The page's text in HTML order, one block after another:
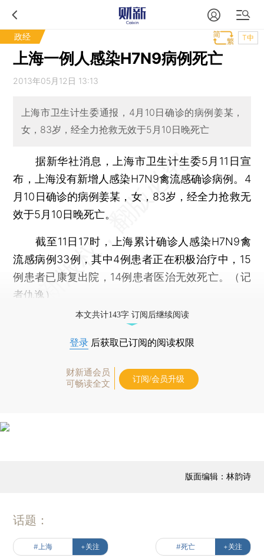
政经 T中
上海一例人感染H7N9病例死亡
2013年05月12日 13:13
上海市卫生计生委通报，4月10日确诊的病例姜某，
女，83岁，经全力抢救无效于5月10日晚死亡
据新华社消息，上海市卫生计生委5月11日宣
布，上海没有新增人感染H7N9禽流感确诊病例。4
月10日确诊的病例姜某，女，83岁，经全力抢救无
效于5月10日晚死亡。
截至11日17时，上海累计确诊人感染H7N9禽
流感病例33例，其中4例患者正在积极治疗中，15
例患者已康复出院，14例患者医治无效死亡。（记
者仇逸）
本文共计143字 订阅后继续阅读
登录 后获取已订阅的阅读权限
财新通会员
可畅读全文
订阅/会员升级
版面编辑：林韵诗
话题：
#上海 +关注 #死亡 +关注